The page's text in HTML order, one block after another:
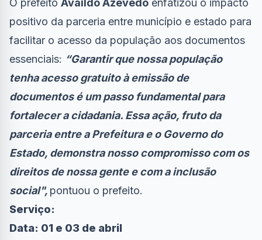
O prefeito Availdo Azevedo enfatizou o impacto
positivo da parceria entre município e estado para
facilitar o acesso da população aos documentos
essenciais: “Garantir que nossa população
tenha acesso gratuito à emissão de
documentos é um passo fundamental para
fortalecer a cidadania. Essa ação, fruto da
parceria entre a Prefeitura e o Governo do
Estado, demonstra nosso compromisso com os
direitos de nossa gente e com a inclusão
social", pontuou o prefeito.
Serviço:
Data: 01 e 03 de abril